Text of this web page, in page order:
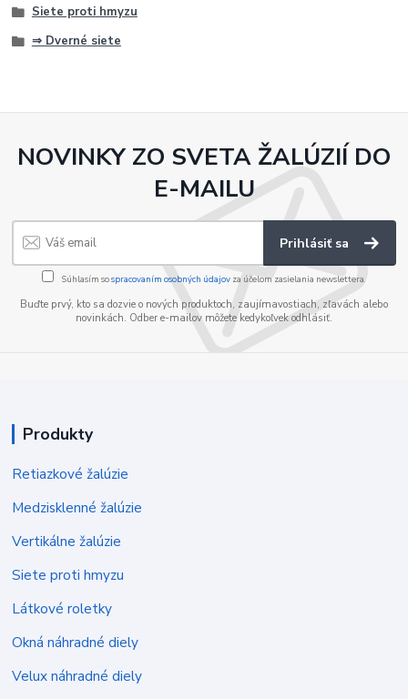
Siete proti hmyzu
⇒ Dverné siete
NOVINKY ZO SVETA ŽALÚZIÍ DO
E-MAILU
Prihlásiť sa
Súhlasím sospracovaním osobných údajov za účelom zasielania newslettera.
Buďte prvý, kto sa dozvie o nových produktoch, zaujímavostiach, zľavách alebo
novinkách. Odber e-mailov môžete kedykoľvek odhlásiť.
Produkty
Retiazkové žalúzie
Medzisklenné žalúzie
Vertikálne žalúzie
Siete proti hmyzu
Látkové roletky
Okná náhradné diely
Velux náhradné diely